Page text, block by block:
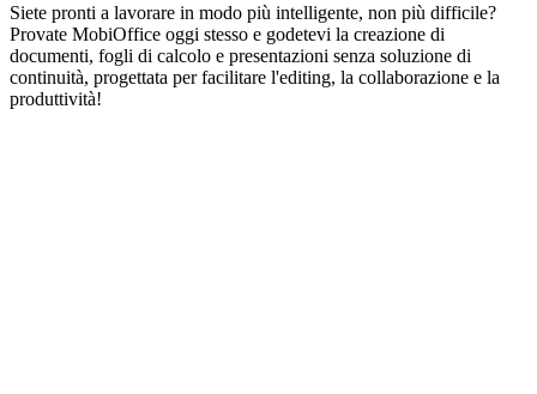
Siete pronti a lavorare in modo più intelligente, non più difficile?
Provate MobiOffice oggi stesso e godetevi la creazione di
documenti, fogli di calcolo e presentazioni senza soluzione di
continuità, progettata per facilitare l'editing, la collaborazione e la
produttività!